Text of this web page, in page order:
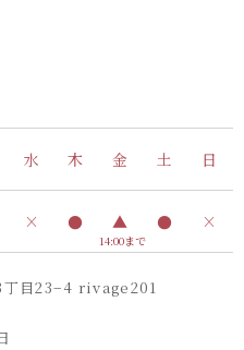
水 木 金 土 日
× ● ▲
14:00まで
● ×
丁目23−4 rivage201